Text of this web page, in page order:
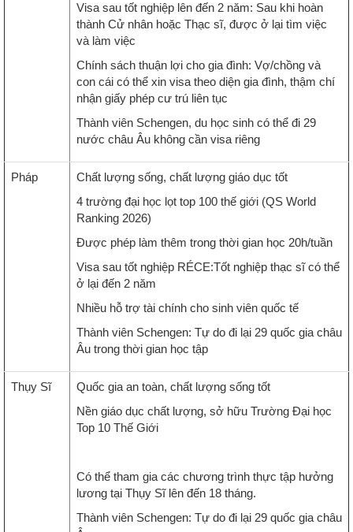
Visa sau tốt nghiệp lên đến 2 năm: Sau khi hoàn
thành Cử nhân hoặc Thạc sĩ, được ở lại tìm việc
và làm việc
Chính sách thuận lợi cho gia đình: Vợ/chồng và
con cái có thể xin visa theo diện gia đình, thậm chí
nhận giấy phép cư trú liên tục
Thành viên Schengen, du học sinh có thể đi 29
nước châu Âu không cần visa riêng
Pháp
Chất lượng sống, chất lượng giáo dục tốt
4 trường đại học lọt top 100 thế giới (QS World
Ranking 2026)
Được phép làm thêm trong thời gian học 20h/tuần
Visa sau tốt nghiệp RÉCE:Tốt nghiệp thạc sĩ có thể
ở lại đến 2 năm
Nhiều hỗ trợ tài chính cho sinh viên quốc tế
Thành viên Schengen: Tự do đi lại 29 quốc gia châu
Âu trong thời gian học tập
Thụy Sĩ
Quốc gia an toàn, chất lượng sống tốt
Nền giáo dục chất lượng, sở hữu Trường Đại học
Top 10 Thế Giới
Có thể tham gia các chương trình thực tập hưởng
lương tại Thụy Sĩ lên đến 18 tháng.
Thành viên Schengen: Tự do đi lại 29 quốc gia châu